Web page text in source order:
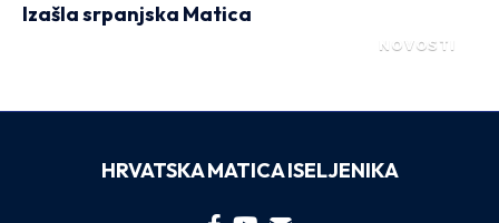
NOVOSTI
Izašla srpanjska Matica
HRVATSKA MATICA ISELJENIKA